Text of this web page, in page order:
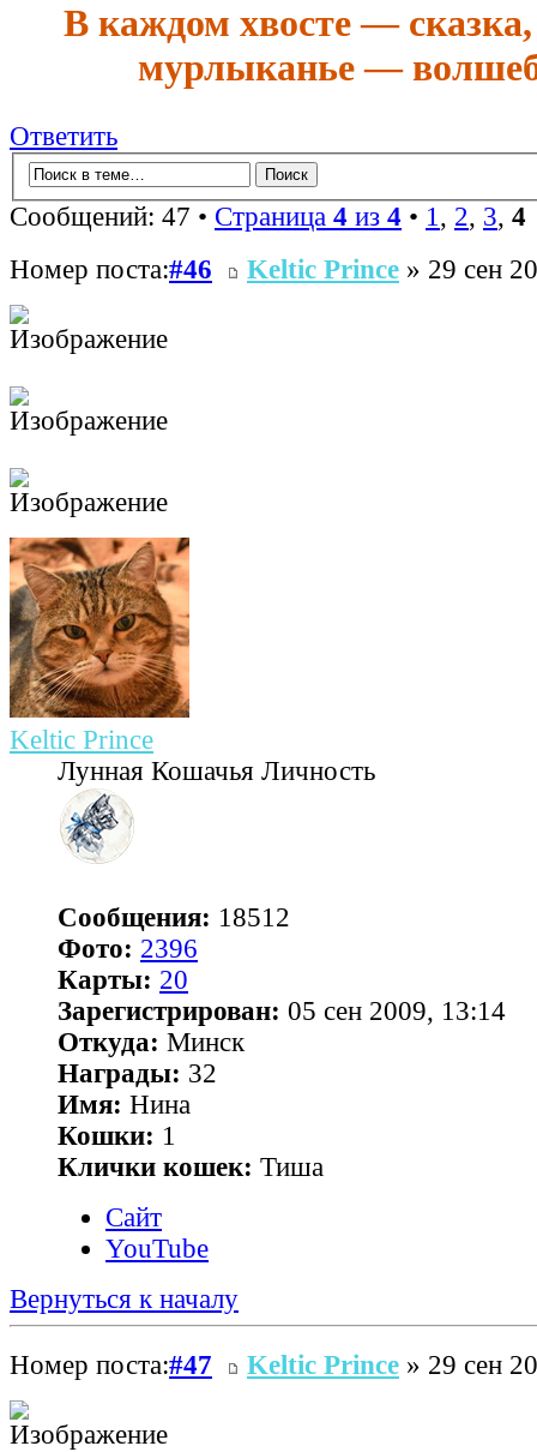
В каждом хвосте —
мурлыканье —
Ответить
Сообщений: 47 • Страница 4 из 4 • 1 , 2, 3, 4
Номер поста:#46 Keltic Prince » 29 сен
Keltic Prince
Лунная Кошачья Личность
Сообщения: 18512
Фото: 2396
Карты: 20
Зарегистрирован: 05 сен 2009, 13:14
Откуда: Минск
Награды: 32
Имя: Нина
Кошки: 1
Клички кошек: Тиша
Сайт
YouTube
Вернуться к началу
Номер поста:#47 Keltic Prince » 29 сен